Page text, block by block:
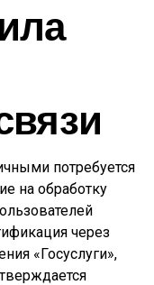
потребуется
на обработку
через
«Госуслуги»,